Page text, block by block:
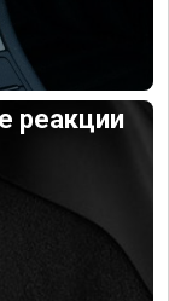
реакции